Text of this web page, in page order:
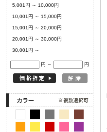
5,001円 ～ 10,000円
10,001円 ～ 15,000円
15,001円 ～ 20,000円
20,001円 ～ 30,000円
30,001円 ～
円 ～ 円